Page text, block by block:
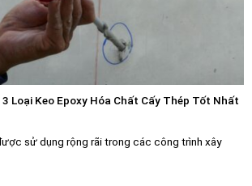
Loại Keo Epoxy Hóa Chất Cấy Thép Tốt Nhất
sử dụng rộng rãi trong các công trình xây